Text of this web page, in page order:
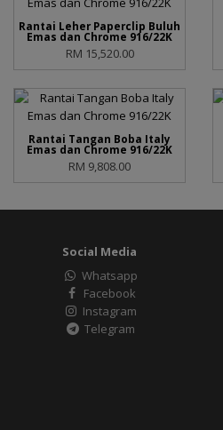
Rantai Leher Paperclip Buluh
Emas dan Chrome 916/22K
RM 15,520.00
Rantai Tangan Boba Italy
Emas dan Chrome 916/22K
RM 9,808.00
Social Media
Whatsapp
Facebook
Instagram
Telegram